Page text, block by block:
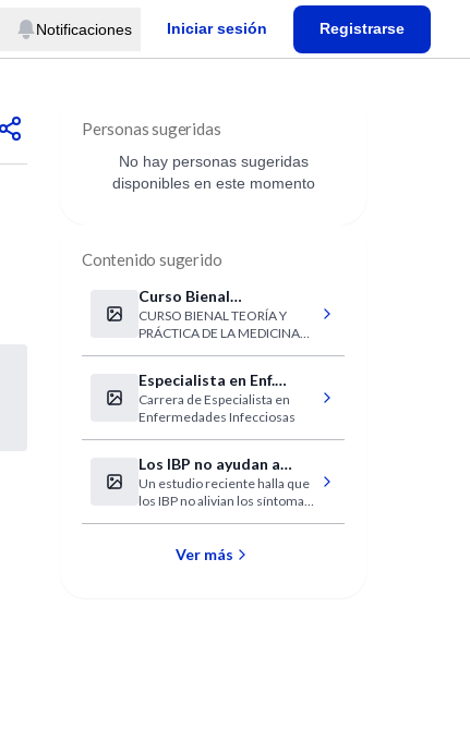
Notificaciones Iniciar sesión Registrarse
Personas sugeridas
No hay personas sugeridas
disponibles en este momento
Contenido sugerido
Curso Bienal
Homeopatía
CURSO BIENAL TEORÍA Y
PRÁCTICA DE LA MEDICINA
Especialista en Enf.
Infecciosas (Muñiz)
Carrera de Especialista en
Enfermedades Infecciosas
Los IBP no ayudan a
todos los asmáticos
Un estudio reciente halla que
los IBP no alivian los síntomas
gástrica.Ver más